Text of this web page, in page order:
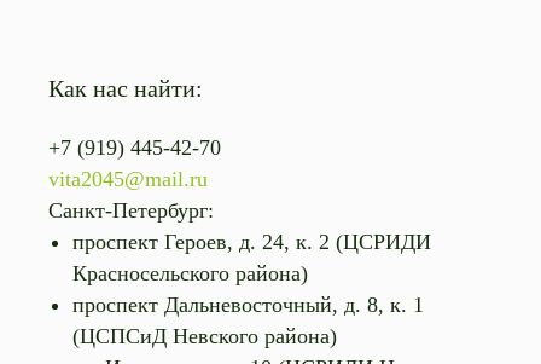
Как нас найти:
+7 (919) 445-42-70
vita2045@mail.ru
Санкт-Петербург:
проспект Героев, д. 24, к. 2 (ЦСРИДИ
Красносельского района)
проспект Дальневосточный, д. 8, к. 1
(ЦСПСиД Невского района)